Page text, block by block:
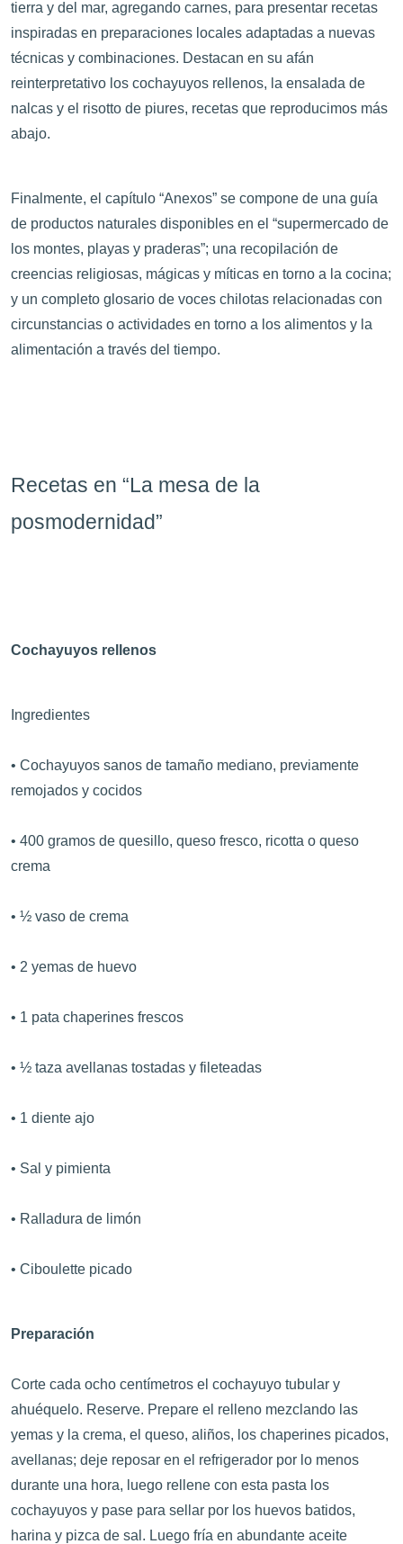
tierra y del mar, agregando carnes, para presentar recetas
inspiradas en preparaciones locales adaptadas a nuevas
técnicas y combinaciones. Destacan en su afán
reinterpretativo los cochayuyos rellenos, la ensalada de
nalcas y el risotto de piures, recetas que reproducimos más
abajo.
Finalmente, el capítulo “Anexos” se compone de una guía
de productos naturales disponibles en el “supermercado de
los montes, playas y praderas”; una recopilación de
creencias religiosas, mágicas y míticas en torno a la cocina;
y un completo glosario de voces chilotas relacionadas con
circunstancias o actividades en torno a los alimentos y la
alimentación a través del tiempo.
Recetas en “La mesa de la
posmodernidad”
Cochayuyos rellenos
Ingredientes
• Cochayuyos sanos de tamaño mediano, previamente
remojados y cocidos
• 400 gramos de quesillo, queso fresco, ricotta o queso
crema
• ½ vaso de crema
• 2 yemas de huevo
• 1 pata chaperines frescos
• ½ taza avellanas tostadas y fileteadas
• 1 diente ajo
• Sal y pimienta
• Ralladura de limón
• Ciboulette picado
Preparación
Corte cada ocho centímetros el cochayuyo tubular y
ahuéquelo. Reserve. Prepare el relleno mezclando las
yemas y la crema, el queso, aliños, los chaperines picados,
avellanas; deje reposar en el refrigerador por lo menos
durante una hora, luego rellene con esta pasta los
cochayuyos y pase para sellar por los huevos batidos,
harina y pizca de sal. Luego fría en abundante aceite